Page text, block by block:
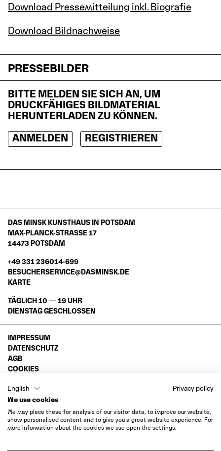
Download Pressemitteilung inkl. Biografie
Download Bildnachweise
PRESSEBILDER
BITTE MELDEN SIE SICH AN, UM
DRUCKFÄHIGES BILDMATERIAL
HERUNTERLADEN ZU KÖNNEN.
ANMELDEN
REGISTRIEREN
DAS MINSK KUNSTHAUS IN POTSDAM
MAX-PLANCK-STRASSE 17
14473 POTSDAM
+49 331 236014-699
BESUCHERSERVICE@DASMINSK.DE
KARTE
TÄGLICH 10 — 19 UHR
DIENSTAG GESCHLOSSEN
IMPRESSUM
DATENSCHUTZ
AGB
COOKIES
INSTAGRAM
VIMEO
FACEBOOK
LINKEDIN
English
Privacy policy
We use cookies
We may place these for analysis of our visitor data, to improve our website,
show personalised content and to give you a great website experience. For
more information about the cookies we use open the settings.